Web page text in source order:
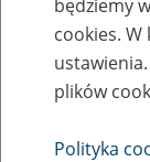
Data publikacji od
będziemy
cookies. W
plików
Polityka